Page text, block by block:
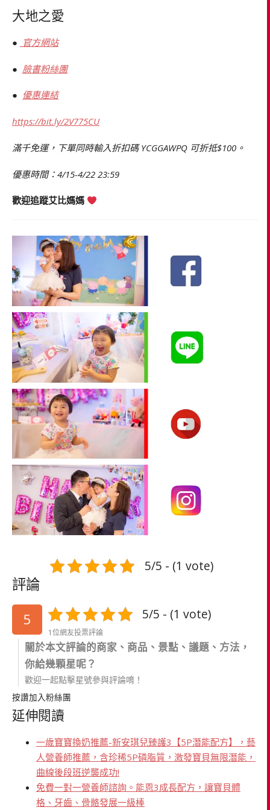
大地之愛
● 官方網站
● 臉書粉絲團
● 優惠連結
https://bit.ly/2V775CU
滿千免運，下單同時輸入折扣碼 YCGGAWPQ 可折抵$100。
優惠時間：4/15-4/22 23:59
歡迎追蹤艾比媽媽
5/5 - (1 vote)
評論
5
5/5 - (1 vote)
1位網友投票評論
關於本文評論的商家、商品、景點、議題、方法，
你給幾顆星呢？
歡迎一起點擊星號參與評論唷！
按讚加入粉絲團
延伸閱讀
一歲寶寶換奶推薦-新安琪兒臻護3【5P潛能配方】，藝
人營養師推薦，含珍稀5P磷脂質，激發寶貝無限潛能，
曲線後段班逆襲成功!
免費一對一營養師諮詢。能恩3成長配方，讓寶貝體
格、牙齒、骨骼發展一級棒